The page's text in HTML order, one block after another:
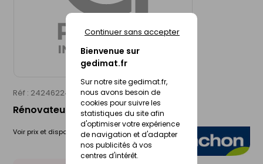
Bienvenue sur
gedimat.fr
Sur notre site gedimat.fr,
nous avons besoin de
cookies pour suivre les
statistiques du site afin
d'optimiser votre expérience
de navigation et d'adapter
nos publicités à vos
centres d'intérêt.
Continuer sans accepter
Réf : 24246224 BLANCHON
Rénovateur métallisant satiné - pot 5l
Voir prix et disponibilité en magasin